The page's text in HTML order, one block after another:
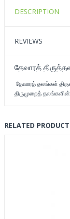
DESCRIPTION
REVIEWS
தேவாரத்
தேவாரத் தலங்கள்
திருமுறைத்
RELATED